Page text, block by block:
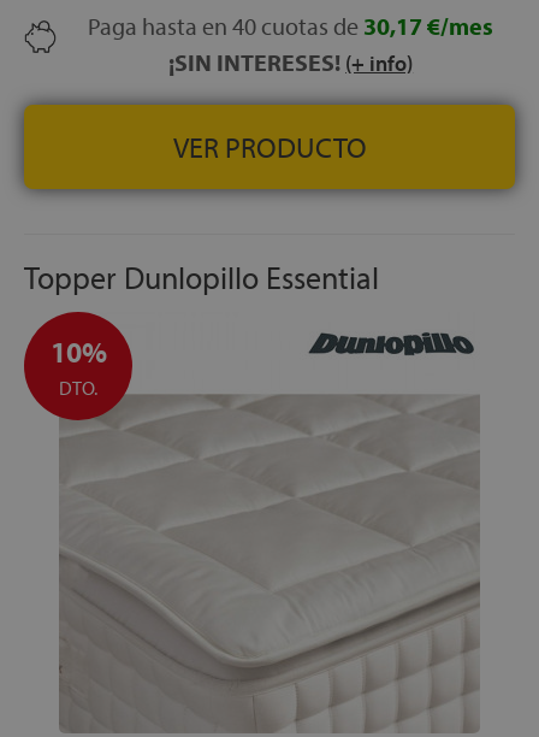
Paga hasta en 40 cuotas de 30,17 €/mes
¡SIN INTERESES! (+ info)
VER PRODUCTO
Topper Dunlopillo Essential
10%
DTO.